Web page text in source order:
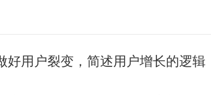
好用户裂变，简述用户增长的逻辑